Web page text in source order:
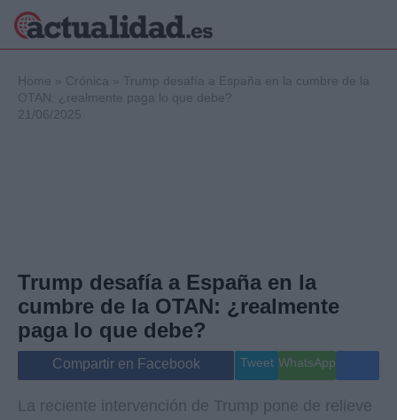
Internacional
Viajes
Gente
Musica
Home » Crónica » Trump desafía a España en la cumbre de la
OTAN: ¿realmente paga lo que debe?
21/06/2025
Trump desafía a España en la
cumbre de la OTAN: ¿realmente
paga lo que debe?
Compartir en Facebook Tweet WhatsApp
La reciente intervención de Trump pone de relieve